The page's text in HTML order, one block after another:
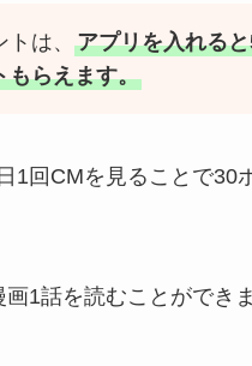
トは、アプリを入れる
もらえます。
1回CMを見ることで30
1話を読むことができま